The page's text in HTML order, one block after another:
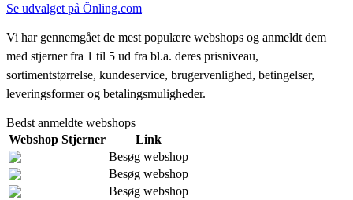
Se udvalget på Önling.com
Vi har gennemgået de mest populære webshops og anmeldt dem
med stjerner fra 1 til 5 ud fra bl.a. deres prisniveau,
sortimentstørrelse, kundeservice, brugervenlighed, betingelser,
leveringsformer og betalingsmuligheder.
Bedst anmeldte webshops
Webshop Stjerner
Link
Besøg webshop
Besøg webshop
Besøg webshop